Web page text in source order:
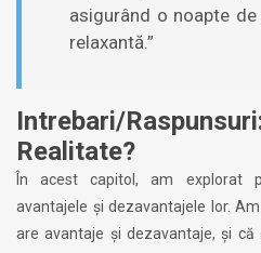
asigurând o noapte
relaxantă.”
Intrebari/
Realitate?
În acest capitol, am explorat
avantajele și dezavantajele lor.
are avantaje și dezavantaje, și